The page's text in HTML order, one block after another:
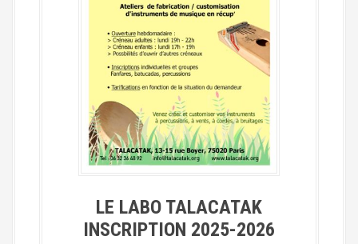
LE LABO TALACATAK
INSCRIPTION 2025-2026